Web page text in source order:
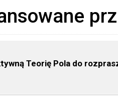
Teorię Pola do